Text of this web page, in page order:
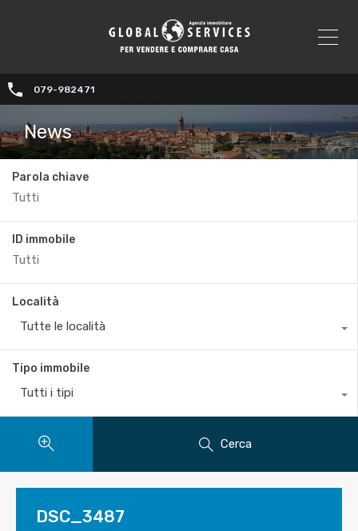
079-982471
News
Parola chiave
ID immobile
Località
Tutte le località
Tipo immobile
Tutti i tipi
Cerca
DSC_3487